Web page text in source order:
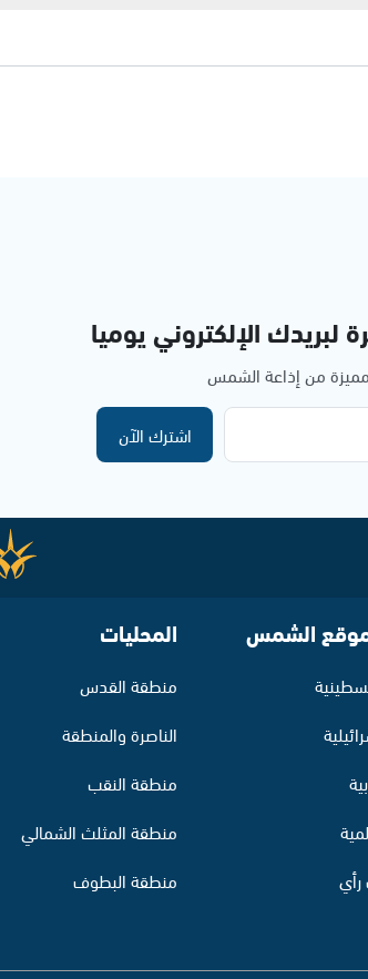
لبريدك الإلكتروني يوميا
مميزة من إذاعة الشمس
اشترك الآن
موقع الشمس المحليات
منطقة القدس
الناصرة والمنطقة
منطقة النقب
منطقة المثلث الشمالي
منطقة البطوف